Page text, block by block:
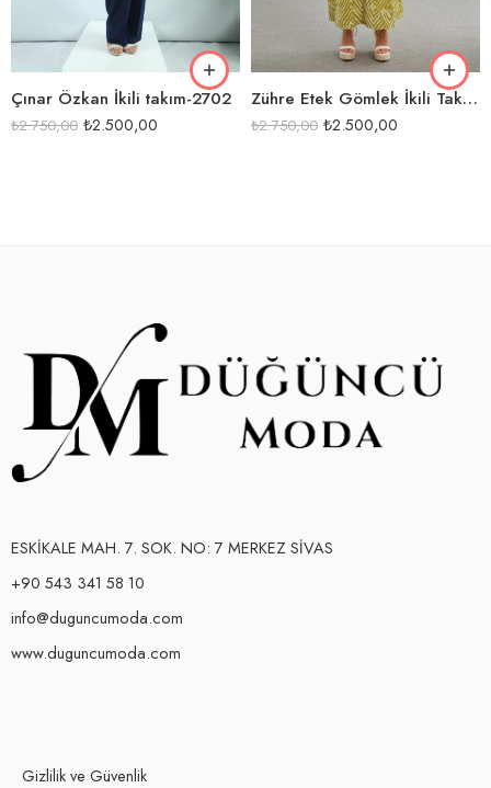
Çınar Özkan İkili takım-2702
₺2.750,00 ₺2.500,00
Zühre Etek Gömlek İkili Takım-1265
₺2.750,00 ₺2.500,00
SİYAH-BEJ
ESKİKALE MAH. 7. SOK. NO: 7 MERKEZ SİVAS
+90 543 341 58 10
info@duguncumoda.com
www.duguncumoda.com
Gizlilik ve Güvenlik